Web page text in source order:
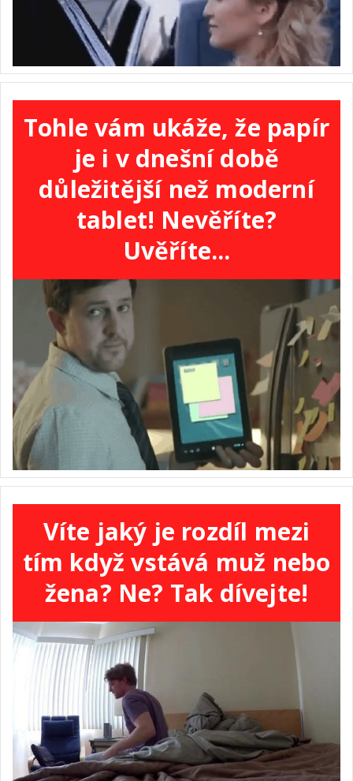
Tohle vám ukáže, že papír
je i v dnešní době
důležitější než moderní
tablet! Nevěříte?
Uvěříte...
Víte jaký je rozdíl mezi
tím když vstává muž nebo
žena? Ne? Tak dívejte!